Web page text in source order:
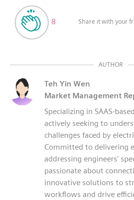
8 Share it with your
AUTHOR
Teh Yin Wen
Market Management
Specializing in SAAS-
actively seeking to
challenges faced by
Committed to delivering
addressing engineers'
passionate about
innovative solutions to
workflows and drive